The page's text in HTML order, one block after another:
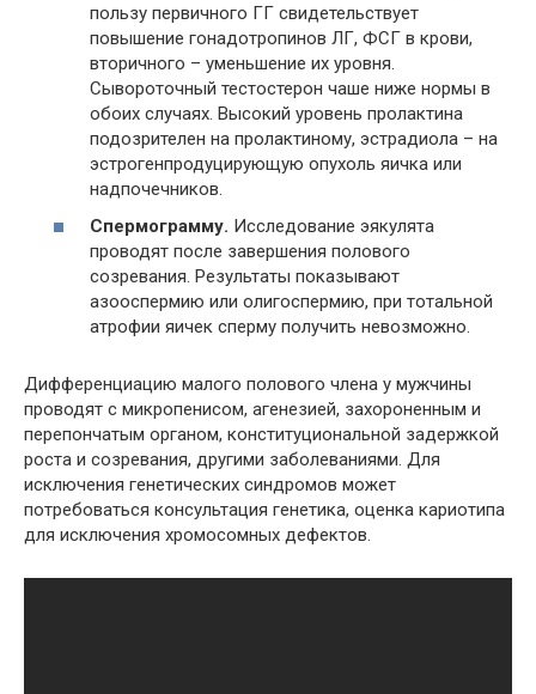
пользу первичного ГГ свидетельствует
повышение гонадотропинов ЛГ, ФСГ в крови,
вторичного – уменьшение их уровня.
Сывороточный тестостерон чаше ниже нормы в
обоих случаях. Высокий уровень пролактина
подозрителен на пролактиному, эстрадиола – на
эстрогенпродуцирующую опухоль яичка или
надпочечников.
Спермограмму. Исследование эякулята
проводят после завершения полового
созревания. Результаты показывают
азооспермию или олигоспермию, при тотальной
атрофии яичек сперму получить невозможно.
Дифференциацию малого полового члена у мужчины
проводят с микропенисом, агенезией, захороненным и
перепончатым органом, конституциональной задержкой
роста и созревания, другими заболеваниями. Для
исключения генетических синдромов может
потребоваться консультация генетика, оценка кариотипа
для исключения хромосомных дефектов.